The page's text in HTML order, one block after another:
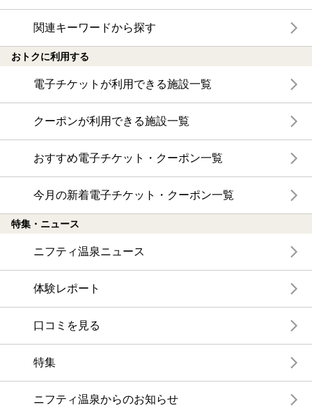
関連キーワードから探す
おトクに利用する
電子チケットが利用できる施設一覧
クーポンが利用できる施設一覧
おすすめ電子チケット・クーポン一覧
今月の新着電子チケット・クーポン一覧
特集・ニュース
ニフティ温泉ニュース
体験レポート
口コミを見る
特集
ニフティ温泉からのお知らせ